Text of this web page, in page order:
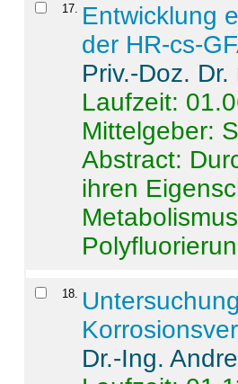
17
Entwicklung
der HR-cs-
Priv.-Doz.
Laufzeit:
Mittelgeber:
Abstract:
ihren
18
Dr.-Ing.